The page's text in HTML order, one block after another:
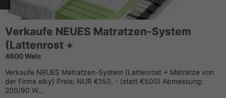
Verkaufe NEUES Matratzen-System
(Lattenrost +
4600 Wels
Verkaufe NEUES Matratzen-System (Lattenrost + Matratze von
der Firma elky) Preis: NUR €150, - (statt €500) Abmessung:
200/90 W...